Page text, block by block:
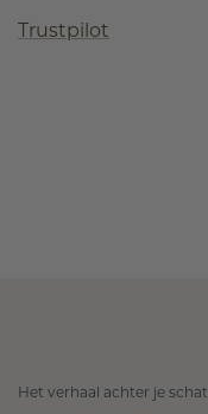
Trustpilot
Het verhaal achter je schat